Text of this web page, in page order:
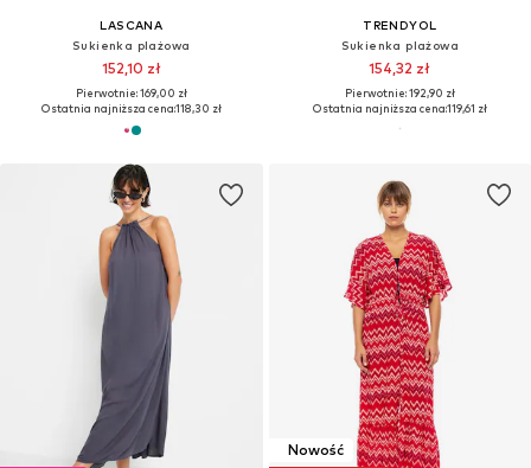
LASCANA
Sukienka plażowa
152,10 zł
Pierwotnie: 169,00 zł
Ostatnia najniższa cena:118,30 zł
TRENDYOL
Sukienka plażowa
154,32 zł
Pierwotnie: 192,90 zł
Ostatnia najniższa cena:119,61 zł
Nowość